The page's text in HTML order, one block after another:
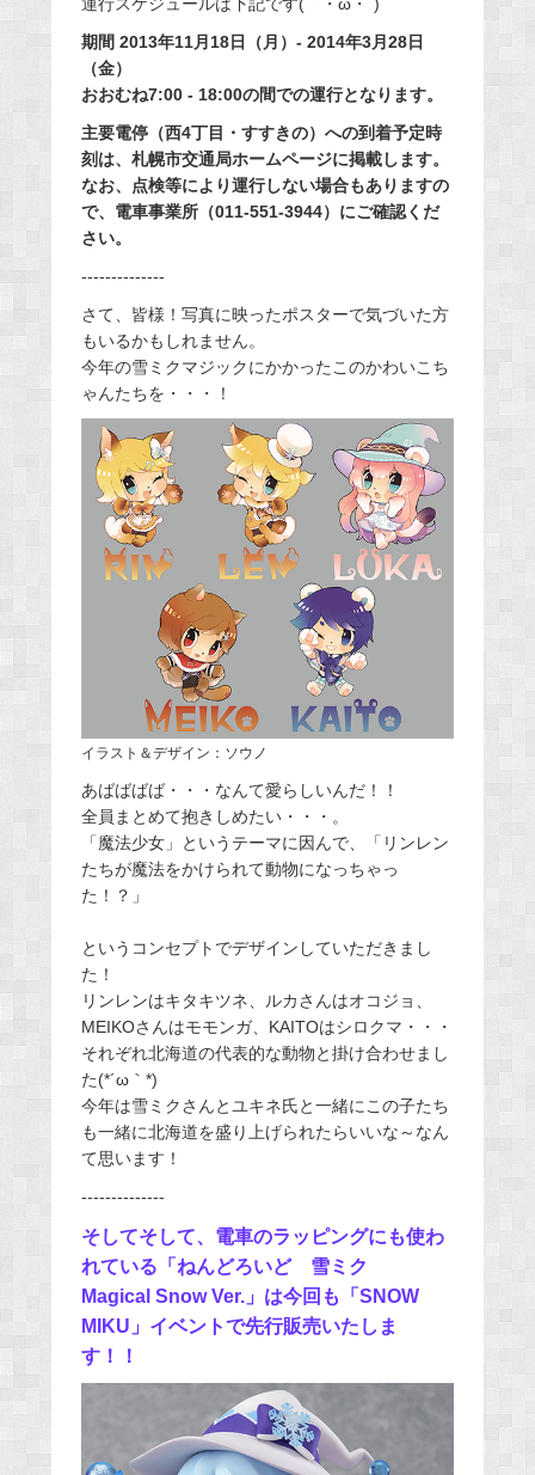
期間 2013年11月18日（月）- 2014年3月28日
（金）
おおむね7:00 - 18:00の間での運行となります。
主要電停（西4丁目・すすきの）への到着予定時
刻は、札幌市交通局ホームページに掲載します。
なお、点検等により運行しない場合もありますの
で、電車事業所（011-551-3944）にご確認くだ
さい。
--------------
さて、皆様！写真に映ったポスターで気づいた方
もいるかもしれません。
今年の雪ミクマジックにかかったこのかわいこち
ゃんたちを・・・！
イラスト＆デザイン：ソウノ
あばばばば・・・なんて愛らしいんだ！！
全員まとめて抱きしめたい・・・。
「魔法少女」というテーマに因んで、「リンレン
たちが魔法をかけられて動物になっちゃっ
た！？」
というコンセプトでデザインしていただきまし
た！
リンレンはキタキツネ、ルカさんはオコジョ、
MEIKOさんはモモンガ、KAITOはシロクマ・・・
それぞれ北海道の代表的な動物と掛け合わせまし
た(*´ω｀*)
今年は雪ミクさんとユキネ氏と一緒にこの子たち
も一緒に北海道を盛り上げられたらいいな～なん
て思います！
--------------
そしてそして、電車のラッピングにも使わ
れている「ねんどろいど 雪ミク
Magical Snow Ver.」は今回も「SNOW
MIKU」イベントで先行販売いたしま
す！！